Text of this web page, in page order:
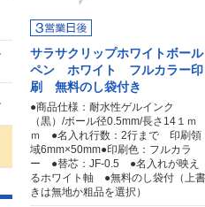
サラサクリップホワイトボール
ペン ホワイト フルカラー印
刷 無料のし袋付き
●商品仕様：耐水性ゲルインク
（黒）/ボール径0.5mm/長さ14１ｍ
ｍ ●名入れ行数：2行まで 印刷領
域6mm×50mm●印刷色：フルカラ
ー ●替芯：JF-0.5 ●名入れが映え
るホワイト軸 ●無料のし袋付（上書
きは無地か粗品を選択）